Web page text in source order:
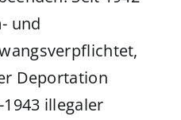
und
Deportation
illegaler